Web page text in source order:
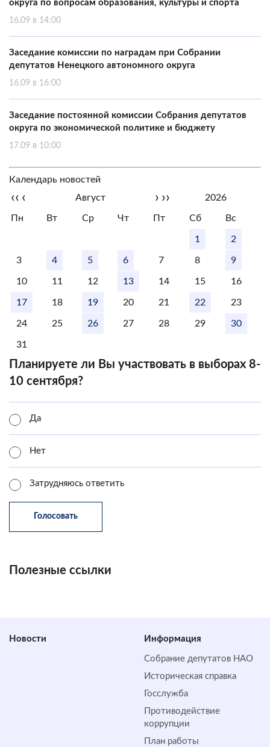
округа по вопросам образования, культуры и спорта
16.09 в 14:00
Заседание комиссии по наградам при Собрании
депутатов Ненецкого автономного округа
16.09 в 16:00
Заседание постоянной комиссии Собрания депутатов
округа по экономической политике и бюджету
17.09 в 10:00
Календарь новостей
‹‹ ‹ Август › ›› 2026
Пн Вт Ср Чт Пт Сб Вс
1 2
3 4 5 6 7 8 9
10 11 12 13 14 15 16
17 18 19 20 21 22 23
24 25 26 27 28 29 30
31
Планируете ли Вы участвовать в выборах 8-
10 сентября?
Да
Нет
Затрудняюсь ответить
Полезные ссылки
Новости Информация
Собрание депутатов НАО
Историческая справка
Госслужба
Противодействие
коррупции
План работы